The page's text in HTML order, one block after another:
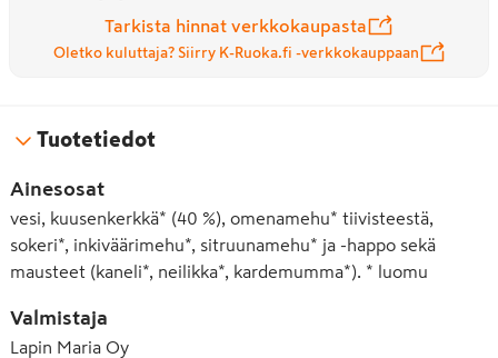
Tarkista hinnat verkkokaupasta
Oletko kuluttaja? Siirry K-Ruoka.fi -verkkokauppaan
Tuotetiedot
Ainesosat
vesi, kuusenkerkkä* (40 %), omenamehu* tiivisteestä,
sokeri*, inkiväärimehu*, sitruunamehu* ja -happo sekä
mausteet (kaneli*, neilikka*, kardemumma*). * luomu
Valmistaja
Lapin Maria Oy